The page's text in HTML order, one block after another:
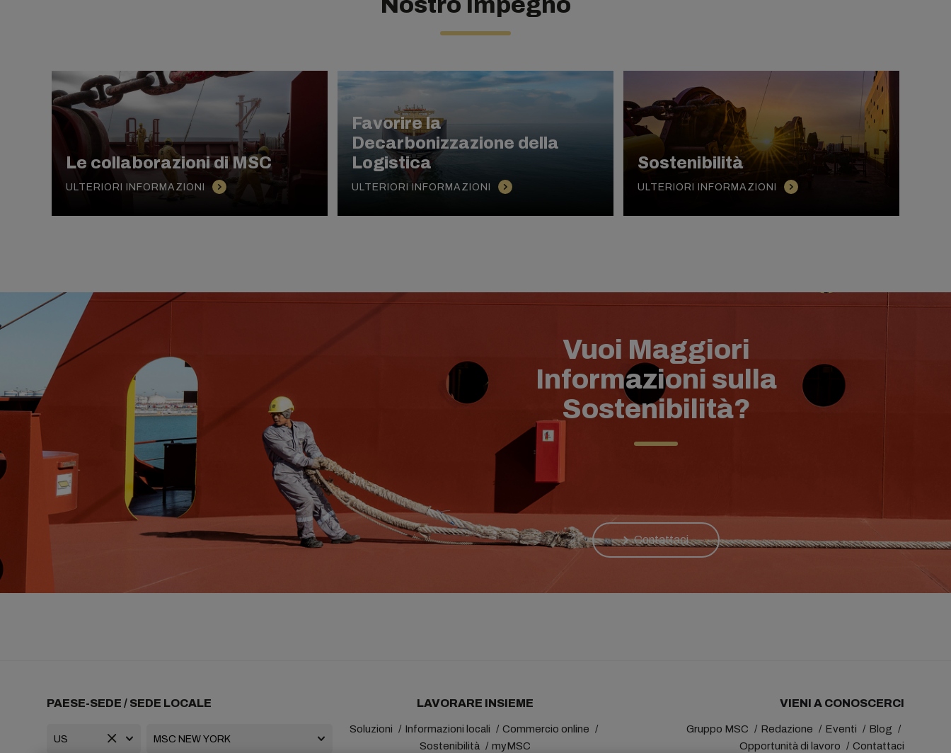
Le collaborazioni di MSC
ULTERIORI INFORMAZIONI
Favorire la
Decarbonizzazione della
Logistica
ULTERIORI INFORMAZIONI
Sostenibilità
ULTERIORI INFORMAZIONI
Vuoi Maggiori
Informazioni sulla
Sostenibilità?
Contattaci
PAESE-SEDE / SEDE LOCALE LAVORARE INSIEME
Soluzioni Informazioni locali
Commercio online
Sostenibilità
myMSC
VIENI A CONOSCERCI
Gruppo MSC Redazione Eventi
Blog
Opportunità di lavoro
Contattaci